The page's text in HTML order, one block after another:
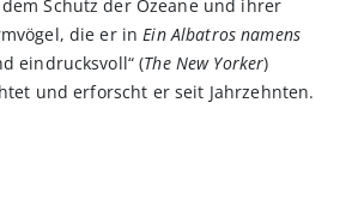
Schutz der Ozeane und ihrer
die er in Ein Albatros namens
eindrucksvoll“ (The New Yorker)
und erforscht er seit Jahrzehnten.